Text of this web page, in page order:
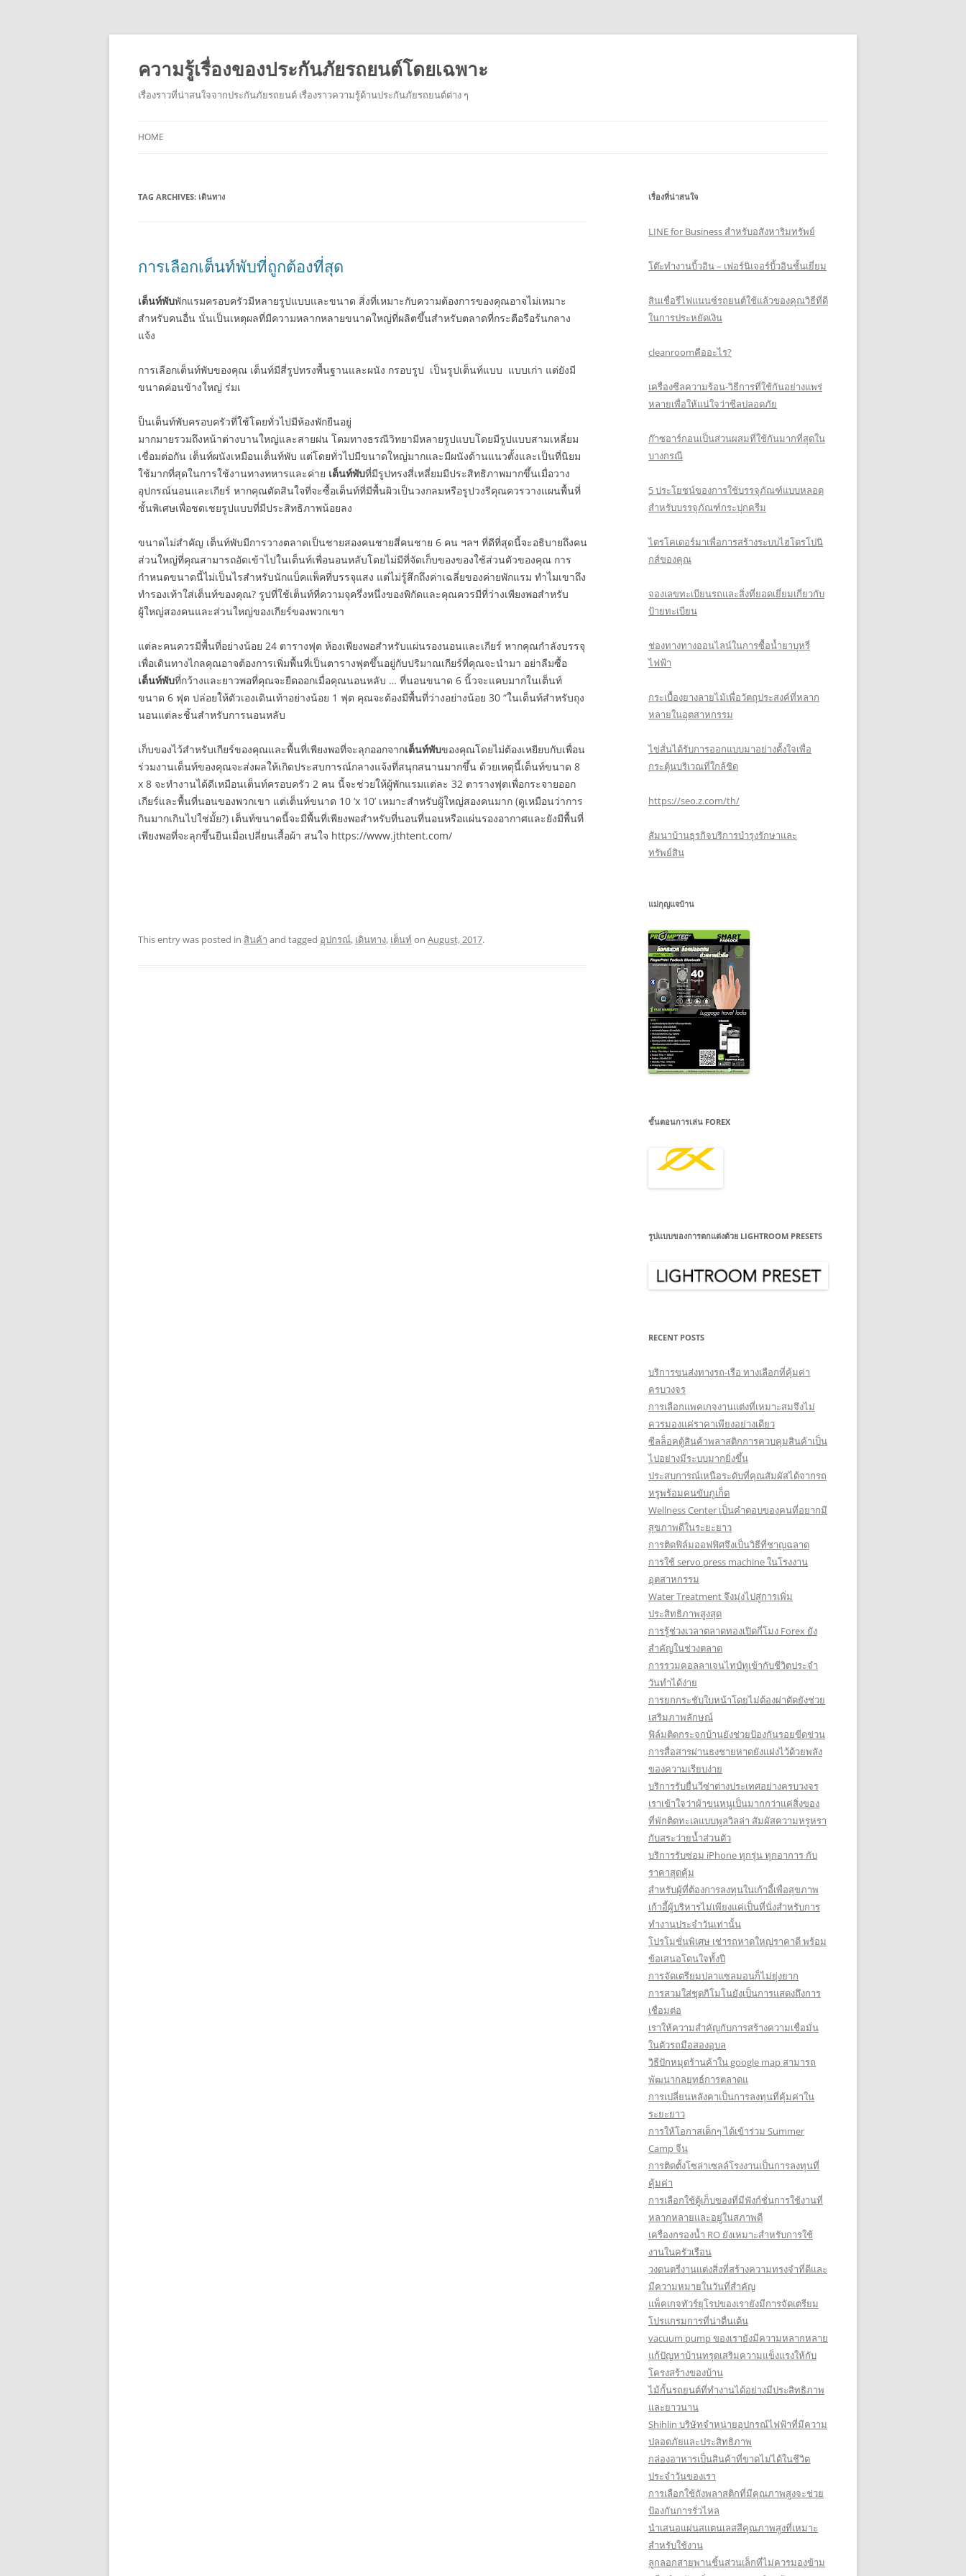
ความรู้เรื่องของประกันภัยรถยนต์โดยเฉพาะ
เรื่องราวที่น่าสนใจจากประกันภัยรถยนต์ เรื่องราวความรู้ด้านประกันภัยรถยนต์ต่าง ๆ
HOME
TAG ARCHIVES: เดินทาง
การเลือกเต็นท์พับที่ถูกต้องที่สุด
เต็นท์พับพักแรมครอบครัวมีหลายรูปแบบและขนาด สิ่งที่เหมาะกับความต้องการของคุณอาจไม่เหมาะ
สำหรับคนอื่น นั่นเป็นเหตุผลที่มีความหลากหลายขนาดใหญ่ที่ผลิตขึ้นสำหรับตลาดที่กระตือรือร้นกลาง
แจ้ง
การเลือกเต็นท์พับของคุณ เต็นท์มีสี่รูปทรงพื้นฐานและผนัง กรอบรูป เป็นรูปเต็นท์แบบ แบบเก่า แต่ยังมี
ขนาดค่อนข้างใหญ่ ร่มเ
ป็นเต็นท์พับครอบครัวที่ใช้โดยทั่วไปมีห้องพักยืนอยู่
มากมายรวมถึงหน้าต่างบานใหญ่และสายฝน โดมทางธรณีวิทยามีหลายรูปแบบโดยมีรูปแบบสามเหลี่ยม
เชื่อมต่อกัน เต็นท์ผนังเหมือนเต็นท์พับ แต่โดยทั่วไปมีขนาดใหญ่มากและมีผนังด้านแนวตั้งและเป็นที่นิยม
ใช้มากที่สุดในการใช้งานทางทหารและค่าย เต็นท์พับที่มีรูปทรงสี่เหลี่ยมมีประสิทธิภาพมากขึ้นเมื่อวาง
อุปกรณ์นอนและเกียร์ หากคุณตัดสินใจที่จะซื้อเต็นท์ที่มีพื้นผิวเป็นวงกลมหรือรูปวงรีคุณควรวางแผนพื้นที่
ชั้นพิเศษเพื่อชดเชยรูปแบบที่มีประสิทธิภาพน้อยลง
ขนาดไม่สำคัญ เต็นท์พับมีการวางตลาดเป็นชายสองคนชายสี่คนชาย 6 คน ฯลฯ ที่ดีที่สุดนี้จะอธิบายถึงคน
ส่วนใหญ่ที่คุณสามารถอัดเข้าไปในเต็นท์เพื่อนอนหลับโดยไม่มีที่จัดเก็บของของใช้ส่วนตัวของคุณ การ
กำหนดขนาดนี้ไม่เป็นไรสำหรับนักแบ็คแพ็คที่บรรจุแสง แต่ไม่รู้สึกถึงค่าเฉลี่ยของค่ายพักแรม ทำไมเขาถึง
ทำรองเท้าใส่เต็นท์ของคุณ? รูปที่ใช้เต็นท์ที่ความจุครึ่งหนึ่งของพิกัดและคุณควรมีที่ว่างเพียงพอสำหรับ
ผู้ใหญ่สองคนและส่วนใหญ่ของเกียร์ของพวกเขา
แต่ละคนควรมีพื้นที่อย่างน้อย 24 ตารางฟุต ห้องเพียงพอสำหรับแผ่นรองนอนและเกียร์ หากคุณกำลังบรรจุ
เพื่อเดินทางไกลคุณอาจต้องการเพิ่มพื้นที่เป็นตารางฟุตขึ้นอยู่กับปริมาณเกียร์ที่คุณจะนำมา อย่าลืมซื้อ
เต็นท์พับที่กว้างและยาวพอที่คุณจะยืดออกเมื่อคุณนอนหลับ … ที่นอนขนาด 6 นิ้วจะแคบมากในเต็นท์
ขนาด 6 ฟุต ปล่อยให้ตัวเองเดินเท้าอย่างน้อย 1 ฟุต คุณจะต้องมีพื้นที่ว่างอย่างน้อย 30 “ในเต็นท์สำหรับถุง
นอนแต่ละชิ้นสำหรับการนอนหลับ
เก็บของไว้สำหรับเกียร์ของคุณและพื้นที่เพียงพอที่จะลุกออกจากเต็นท์พับของคุณโดยไม่ต้องเหยียบกับเพื่อน
ร่วมงานเต็นท์ของคุณจะส่งผลให้เกิดประสบการณ์กลางแจ้งที่สนุกสนานมากขึ้น ด้วยเหตุนี้เต็นท์ขนาด 8
x 8 จะทำงานได้ดีเหมือนเต็นท์ครอบครัว 2 คน นี้จะช่วยให้ผู้พักแรมแต่ละ 32 ตารางฟุตเพื่อกระจายออก
เกียร์และพื้นที่นอนของพวกเขา แต่เต็นท์ขนาด 10 ‘x 10’ เหมาะสำหรับผู้ใหญ่สองคนมาก (ดูเหมือนว่าการ
กินมากเกินไปใช่มั้ย?) เต็นท์ขนาดนี้จะมีพื้นที่เพียงพอสำหรับที่นอนที่นอนหรือแผ่นรองอากาศและยังมีพื้นที่
เพียงพอที่จะลุกขึ้นยืนเมื่อเปลี่ยนเสื้อผ้า สนใจ https://www.jthtent.com/
This entry was posted in สินค้า and tagged อุปกรณ์, เดินทาง, เต็นท์ on August, 2017.
เรื่องที่น่าสนใจ
LINE for Business สำหรับอสังหาริมทรัพย์
โต๊ะทำงานบิ้วอิน – เฟอร์นิเจอร์บิ้วอินชั้นเยี่ยม
สินเชื่อรีไฟแนนซ์รถยนต์ใช้แล้วของคุณวิธีที่ดี
ในการประหยัดเงิน
cleanroomคืออะไร?
เครื่องซีลความร้อน-วิธีการที่ใช้กันอย่างแพร่
หลายเพื่อให้แน่ใจว่าซีลปลอดภัย
ก๊าซอาร์กอนเป็นส่วนผสมที่ใช้กันมากที่สุดใน
บางกรณี
5 ประโยชน์ของการใช้บรรจุภัณฑ์แบบหลอด
สำหรับบรรจุภัณฑ์กระปุกครีม
ไตรโคเดอร์มาเพื่อการสร้างระบบไฮโดรโปนิ
กส์ของคุณ
จองเลขทะเบียนรถและสิ่งที่ยอดเยี่ยมเกี่ยวกับ
ป้ายทะเบียน
ช่องทางทางออนไลน์ในการซื้อน้ำยาบุหรี่
ไฟฟ้า
กระเบื้องยางลายไม้เพื่อวัตถุประสงค์ที่หลาก
หลายในอุตสาหกรรม
ไข่สั่นได้รับการออกแบบมาอย่างตั้งใจเพื่อ
กระตุ้นบริเวณที่ใกล้ชิด
https://seo.z.com/th/
สัมนาบ้านธุรกิจบริการบำรุงรักษาและ
ทรัพย์สิน
แม่กุญแจบ้าน
ขั้นตอนการเล่น FOREX
รูปแบบของการตกแต่งด้วย LIGHTROOM PRESETS
RECENT POSTS
บริการขนส่งทางรถ-เรือ ทางเลือกที่คุ้มค่า
ครบวงจร
การเลือกแพคเกจงานแต่งที่เหมาะสมจึงไม่
ควรมองแค่ราคาเพียงอย่างเดียว
ซีลล็อคตู้สินค้าพลาสติกการควบคุมสินค้าเป็น
ไปอย่างมีระบบมากยิ่งขึ้น
ประสบการณ์เหนือระดับที่คุณสัมผัสได้จากรถ
หรูพร้อมคนขับภูเก็ต
Wellness Center เป็นคำตอบของคนที่อยากมี
สุขภาพดีในระยะยาว
การติดฟิล์มออฟฟิศจึงเป็นวิธีที่ชาญฉลาด
การใช้ servo press machine ในโรงงาน
อุตสาหกรรม
Water Treatment จึงมุ่งไปสู่การเพิ่ม
ประสิทธิภาพสูงสุด
การรู้ช่วงเวลาตลาดทองเปิดกี่โมง Forex ยัง
สำคัญในช่วงตลาด
การรวมคอลลาเจนไทป์ทูเข้ากับชีวิตประจำ
วันทำได้ง่าย
การยกกระชับใบหน้าโดยไม่ต้องผ่าตัดยังช่วย
เสริมภาพลักษณ์
ฟิล์มติดกระจกบ้านยังช่วยป้องกันรอยขีดข่วน
การสื่อสารผ่านธงชายหาดยังแฝงไว้ด้วยพลัง
ของความเรียบง่าย
บริการรับยื่นวีซ่าต่างประเทศอย่างครบวงจร
เราเข้าใจว่าผ้าขนหนูเป็นมากกว่าแค่สิ่งของ
ที่พักติดทะเลแบบพูลวิลล่า สัมผัสความหรูหรา
กับสระว่ายน้ำส่วนตัว
บริการรับซ่อม iPhone ทุกรุ่น ทุกอาการ กับ
ราคาสุดคุ้ม
สำหรับผู้ที่ต้องการลงทุนในเก้าอี้เพื่อสุขภาพ
เก้าอี้ผู้บริหารไม่เพียงแค่เป็นที่นั่งสำหรับการ
ทำงานประจำวันเท่านั้น
โปรโมชั่นพิเศษ เช่ารถหาดใหญ่ราคาดี พร้อม
ข้อเสนอโดนใจทั้งปี
การจัดเตรียมปลาแซลมอนก็ไม่ยุ่งยาก
การสวมใส่ชุดกิโมโนยังเป็นการแสดงถึงการ
เชื่อมต่อ
เราให้ความสำคัญกับการสร้างความเชื่อมั่น
ในตัวรถมือสองอุบล
วิธีปักหมุดร้านค้าใน google map สามารถ
พัฒนากลยุทธ์การตลาดแ
การเปลี่ยนหลังคาเป็นการลงทุนที่คุ้มค่าใน
ระยะยาว
การให้โอกาสเด็กๆ ได้เข้าร่วม Summer
Camp จีน
การติดตั้งโซล่าเซลล์โรงงานเป็นการลงทุนที่
คุ้มค่า
การเลือกใช้ตู้เก็บของที่มีฟังก์ชั่นการใช้งานที่
หลากหลายและอยู่ในสภาพดี
เครื่องกรองน้ำ RO ยังเหมาะสำหรับการใช้
งานในครัวเรือน
วงดนตรีงานแต่งสิ่งที่สร้างความทรงจำที่ดีและ
มีความหมายในวันที่สำคัญ
แพ็คเกจทัวร์ยุโรปของเรายังมีการจัดเตรียม
โปรแกรมการที่น่าตื่นเต้น
vacuum pump ของเรายังมีความหลากหลาย
แก้ปัญหาบ้านทรุดเสริมความแข็งแรงให้กับ
โครงสร้างของบ้าน
ไม้กั้นรถยนต์ที่ทำงานได้อย่างมีประสิทธิภาพ
และยาวนาน
Shihlin บริษัทจำหน่ายอุปกรณ์ไฟฟ้าที่มีความ
ปลอดภัยและประสิทธิภาพ
กล่องอาหารเป็นสินค้าที่ขาดไม่ได้ในชีวิต
ประจำวันของเรา
การเลือกใช้ถังพลาสติกที่มีคุณภาพสูงจะช่วย
ป้องกันการรั่วไหล
นำเสนอแผ่นสแตนเลสสีคุณภาพสูงที่เหมาะ
สำหรับใช้งาน
ลูกลอกสายพานชิ้นส่วนเล็กที่ไม่ควรมองข้าม